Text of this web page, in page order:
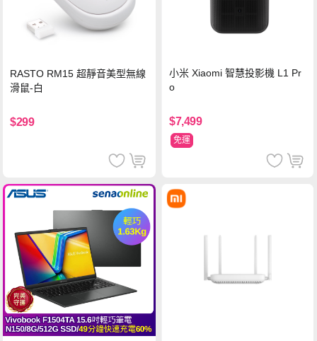
RASTO RM15 超靜音美型無線
滑鼠-白
$299
小米 Xiaomi 智慧投影機 L1 Pr
o
$7,499
免運